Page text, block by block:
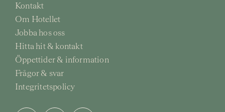
Kontakt
Om Hotellet
Jobba hos oss
Hitta hit & kontakt
Öppettider & information
Frågor & svar
Integritetspolicy